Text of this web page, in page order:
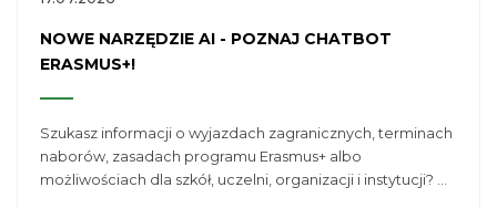
NOWE NARZĘDZIE AI - POZNAJ CHATBOT
ERASMUS+!
Szukasz informacji o wyjazdach zagranicznych, terminach
naborów, zasadach programu Erasmus+ albo
możliwościach dla szkół, uczelni, organizacji i instytucji? Na